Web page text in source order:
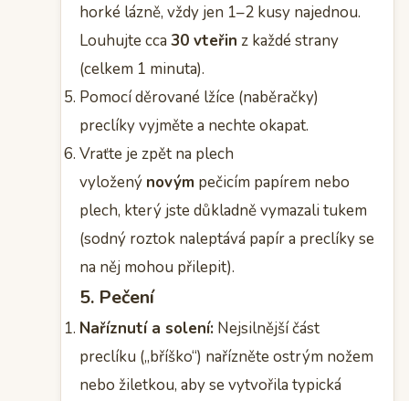
horké lázně, vždy jen 1–2 kusy najednou.
Louhujte cca 30 vteřin z každé strany
(celkem 1 minuta).
Pomocí děrované lžíce (naběračky)
preclíky vyjměte a nechte okapat.
Vraťte je zpět na plech
vyložený novým pečicím papírem nebo
plech, který jste důkladně vymazali tukem
(sodný roztok naleptává papír a preclíky se
na něj mohou přilepit).
5. Pečení
Naříznutí a solení: Nejsilnější část
preclíku („bříško“) nařízněte ostrým nožem
nebo žiletkou, aby se vytvořila typická